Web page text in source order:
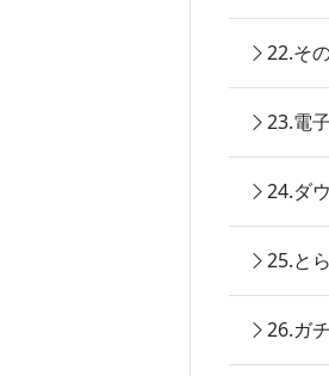
22.そ
23.電
24.ダ
25.と
26.ガ